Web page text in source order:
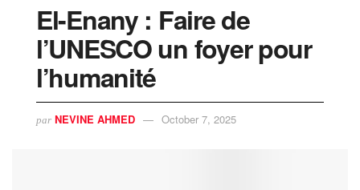
El-Enany : Faire de
l’UNESCO un foyer pour
l’humanité
par NEVINE AHMED October 7, 2025